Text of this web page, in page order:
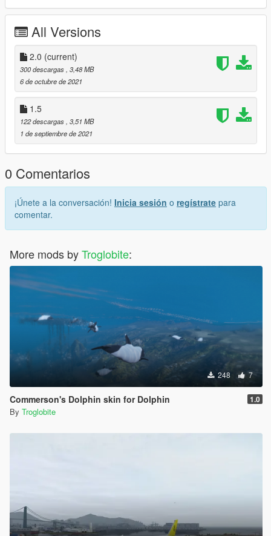
OpeinIV : https://openiv.com/
Simple Trainer : https://id.gta5-mods.com/scripts/simple-trainer-
for-gtav
Original Mod : https://newmods.net/gta-5-airbus-a330-900neo-
add-on-1-0
2.0 PK-GHE more details
1.5 Fix PK-GHE registration
Many thanks to skylinegtrfreak to make original mod
All Versions
2.0 (current)
300 descargas, 3,48 MB
6 de octubre de 2021
1.5
122 descargas, 3,51 MB
1 de septiembre de 2021
0 Comentarios
¡Únete a la conversación! Inicia sesión o regístrate para
comentar.
More mods byTroglobite:
248 7
Commerson's Dolphin skin for Dolphin 1.0
By Troglobite